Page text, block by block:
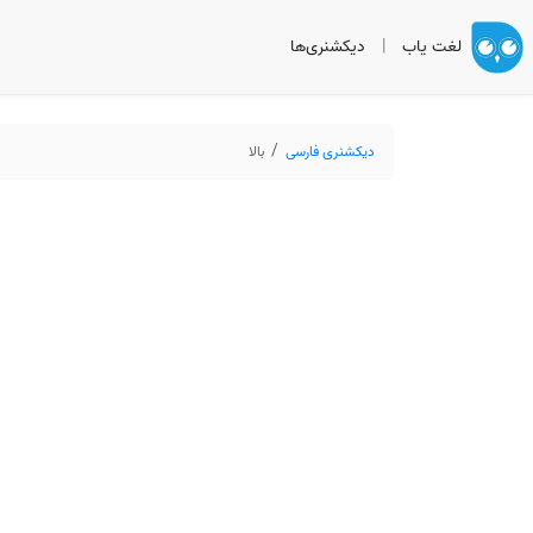
لغت یاب | دیکشنری‌ها
دیکشنری فارسی بالا